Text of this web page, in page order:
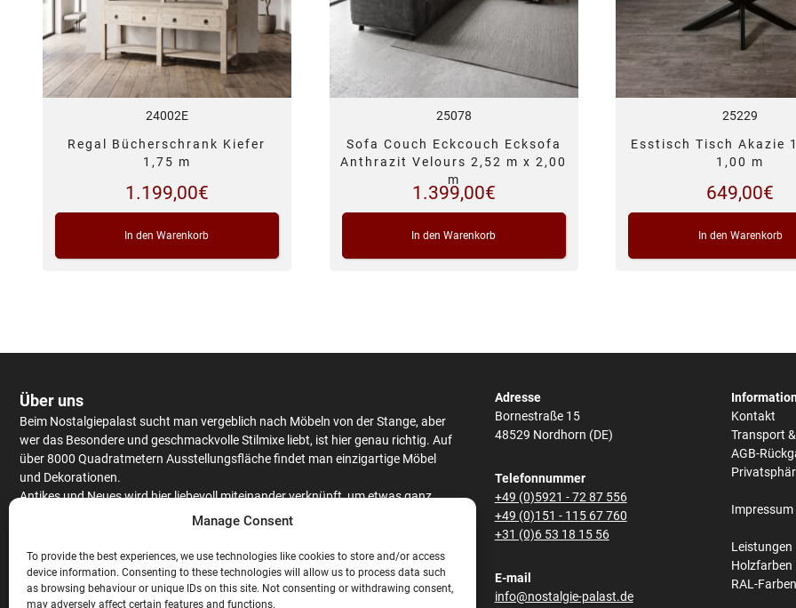
Manage Consent
To provide the best experiences, we use technologies like cookies to store and/or access
device information. Consenting to these technologies will allow us to process data such
as browsing behaviour or unique IDs on this site. Not consenting or withdrawing consent,
may adversely affect certain features and functions.
24002E
Regal Bücherschrank Kiefer
1,75 m
1.199,00€
In den Warenkorb
25078
Sofa Couch Eckcouch Ecksofa
Anthrazit Velours 2,52 m x 2,00
m
1.399,00€
In den Warenkorb
25229
Esstisch Tisch Akazie
1,00 m
649,00€
In den Warenkorb
Über uns
Beim Nostalgiepalast sucht man vergeblich nach Möbeln von der Stange, aber
wer das Besondere und geschmackvolle Stilmixe liebt, ist hier genau richtig. Auf
über 8000 Quadratmetern Ausstellungsfläche findet man einzigartige Möbel
und Dekorationen.
Antikesund Neues wird hier liebevoll miteinander verknüpft, um etwas ganz
SchränkeundTische werden aus massiv Eiche,
antiken Stücken.
Neben Couchgarnituren,Stühlen,Raritätenund ausgefallenen
Gartendekorationen wird auch noch eine gigantische Auswahl anBars und
Adresse
Bornestraße 15
48529 Nordhorn (DE)
Telefonnummer
+49 (0)5921 - 72 87 556
+49 (0)151 - 115 67 760
+31 (0)6 53 18 15 56
E-mail
info@nostalgie-palast.de
Kontakt
Transport
AGB-
Impressum
Leistungen
Holzfarben
RAL-Farben